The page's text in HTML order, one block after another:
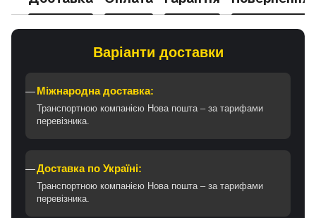
Варіанти доставки
Міжнародна доставка:
Транспортною компанією Нова пошта – за тарифами
перевізника.
Доставка по Україні:
Транспортною компанією Нова пошта – за тарифами
перевізника.